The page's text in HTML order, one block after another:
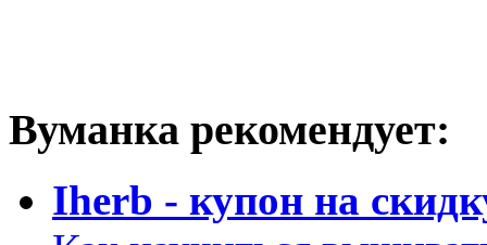
Вуманка рекомендует:
Iherb - купон на